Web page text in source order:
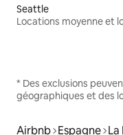
Seattle
* Des exclusions
géographiques et des
Airbnb Espagne La